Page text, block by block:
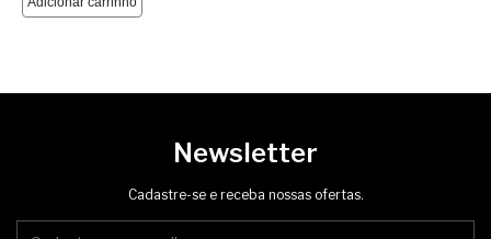
Newsletter
Cadastre-se e receba nossas ofertas.